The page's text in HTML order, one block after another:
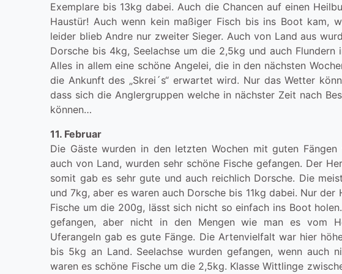
Exemplare bis 13kg dabei. Auch die Chancen auf einen
Haustür! Auch wenn kein maßiger Fisch bis ins Boot kam,
leider blieb Andre nur zweiter Sieger. Auch von Land aus
Dorsche bis 4kg, Seelachse um die 2,5kg und auch Flundern
Alles in allem eine schöne Angelei, die in den nächsten
die Ankunft des „Skrei´s“ erwartet wird. Nur das Wetter
dass sich die Anglergruppen welche in nächster Zeit nach
können…
11. Februar
Die Gäste wurden in den letzten Wochen mit guten
auch von Land, wurden sehr schöne Fische gefangen. Der
somit gab es sehr gute und auch reichlich Dorsche. Die
und 7kg, aber es waren auch Dorsche bis 11kg dabei. Nur
Fische um die 200g, lässt sich nicht so einfach ins Boot
gefangen, aber nicht in den Mengen wie man es vom
Uferangeln gab es gute Fänge. Die Artenvielfalt war hier
bis 5kg an Land. Seelachse wurden gefangen, wenn auch
waren es schöne Fische um die 2,5kg. Klasse Wittlinge